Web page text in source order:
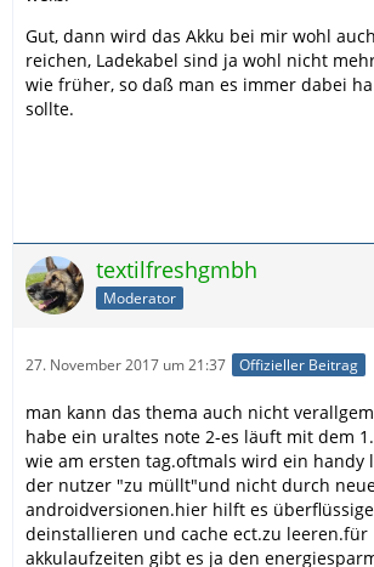
Gut, dann wird das Akku bei mir wohl
reichen, Ladekabel sind ja wohl nicht
wie früher, so daß man es immer dabei
sollte.
textilfreshgmbh
Moderator
27. November 2017 um 21:37 Offizieller Beitrag
man kann das thema auch nicht
habe ein uraltes note 2-es läuft mit dem
wie am ersten tag.oftmals wird ein handy
der nutzer "zu müllt"und nicht durch
androidversionen.hier hilft es
deinstallieren und cache ect.zu leeren.für
akkulaufzeiten gibt es ja den